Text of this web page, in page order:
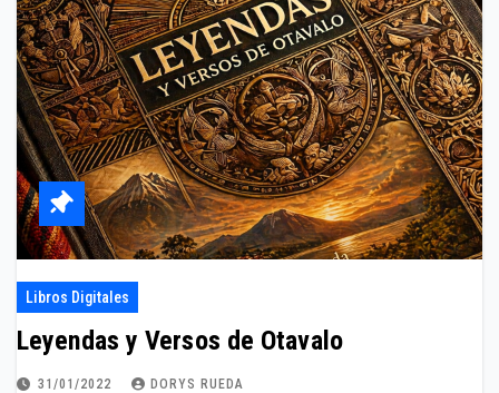
Libros Digitales
Leyendas y Versos de Otavalo
31/01/2022 DORYS RUEDA